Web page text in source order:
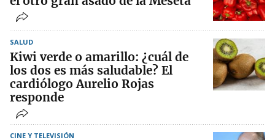
SALUD
Kiwi verde o amarillo: ¿cuál de
los dos es más saludable? El
cardiólogo Aurelio Rojas
responde
CINE Y TELEVISIÓN